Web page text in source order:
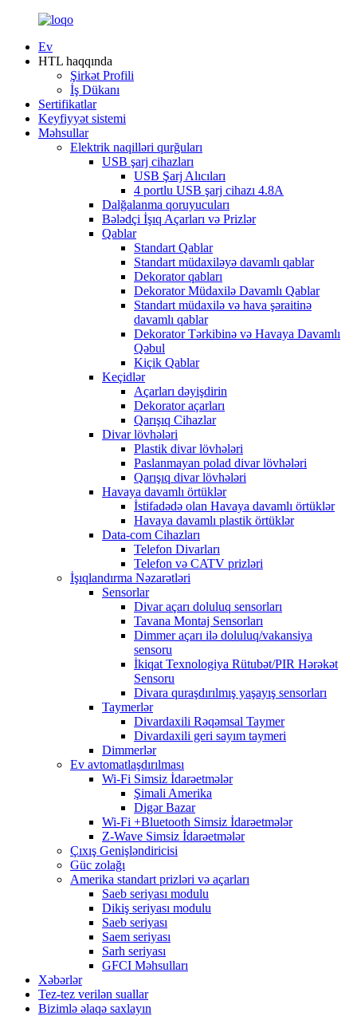
Ev
HTL haqqında
Şirkət Profili
İş Dükanı
Sertifikatlar
Keyfiyyət sistemi
Məhsullar
Elektrik naqilləri qurğuları
USB şarj cihazları
USB Şarj Alıcıları
4 portlu USB şarj cihazı 4.8A
Dalğalanma qoruyucuları
Bələdçi İşıq Açarları və Prizlər
Qablar
Standart Qablar
Standart müdaxiləyə davamlı qablar
Dekorator qabları
Dekorator Müdaxilə Davamlı Qablar
Standart müdaxilə və hava şəraitinə
davamlı qablar
Dekorator Tərkibinə və Havaya Davamlı
Qəbul
Kiçik Qablar
Keçidlər
Açarları dəyişdirin
Dekorator açarları
Qarışıq Cihazlar
Divar lövhələri
Plastik divar lövhələri
Paslanmayan polad divar lövhələri
Qarışıq divar lövhələri
Havaya davamlı örtüklər
İstifadədə olan Havaya davamlı örtüklər
Havaya davamlı plastik örtüklər
Data-com Cihazları
Telefon Divarları
Telefon və CATV prizləri
İşıqlandırma Nəzarətləri
Sensorlar
Divar açarı doluluq sensorları
Tavana Montaj Sensorları
Dimmer açarı ilə doluluq/vakansiya
sensoru
İkiqat Texnologiya Rütubət/PIR Hərəkət
Sensoru
Divara quraşdırılmış yaşayış sensorları
Taymerlər
Divardaxili Rəqəmsal Taymer
Divardaxili geri sayım taymeri
Dimmerlər
Ev avtomatlaşdırılması
Wi-Fi Simsiz İdarəetmələr
Şimali Amerika
Digər Bazar
Wi-Fi +Bluetooth Simsiz İdarəetmələr
Z-Wave Simsiz İdarəetmələr
Çıxış Genişləndiricisi
Güc zolağı
Amerika standart prizləri və açarları
Saeb seriyası modulu
Dikiş seriyası modulu
Saeb seriyası
Saem seriyası
Sarh seriyası
GFCI Məhsulları
Xəbərlər
Tez-tez verilən suallar
Bizimlə əlaqə saxlayın